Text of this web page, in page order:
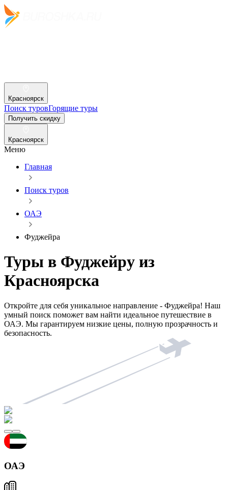
Красноярск
Поиск туровГорящие туры
Получить скидку
Красноярск
Меню
Главная
Поиск туров
ОАЭ
Фуджейра
Туры в Фуджейру из
Красноярска
Откройте для себя уникальное направление - Фуджейра! Наш
умный поиск поможет вам найти идеальное путешествие в
ОАЭ. Мы гарантируем низкие цены, полную прозрачность и
безопасность.
ОАЭ